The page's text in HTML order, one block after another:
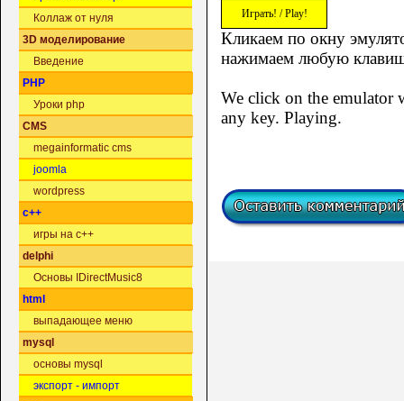
Коллаж от нуля
3D моделирование
Введение
PHP
Уроки php
CMS
megainformatic cms
joomla
wordpress
c++
игры на c++
delphi
Основы IDirectMusic8
html
выпадающее меню
mysql
основы mysql
экспорт - импорт
Играть! / Play!
Кликаем по окну
нажимаем любую
We click on the emulator
any key. Playing.